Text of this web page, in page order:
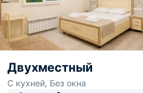
Двухместный
С кухней, Без окна